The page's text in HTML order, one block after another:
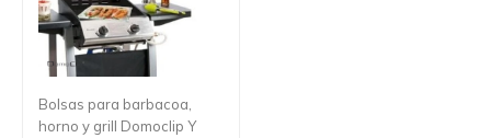
Bolsas para barbacoa,
horno y grill Domoclip Y